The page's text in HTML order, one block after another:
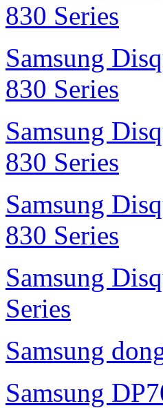
830 Series
Samsung
830 Series
Samsung
830 Series
Samsung
830 Series
Samsung
Series
Samsung
Samsung